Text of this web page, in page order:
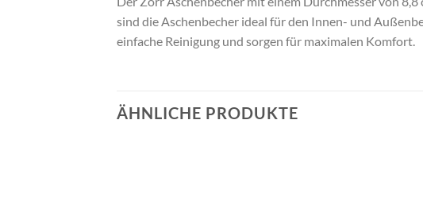
sind die Aschenbecher ideal für den Innen- und
einfache Reinigung und sorgen für maximalen Komfort.
ÄHNLICHE PRODUKTE